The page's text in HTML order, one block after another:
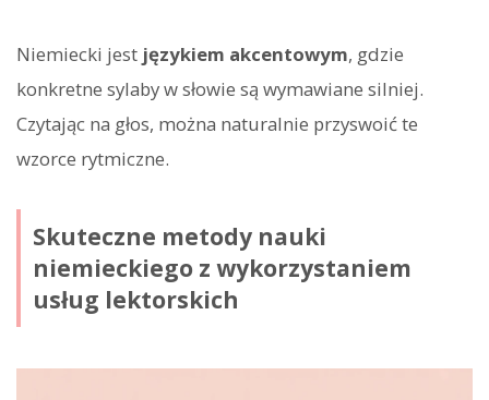
Niemiecki jest językiem akcentowym, gdzie
konkretne sylaby w słowie są wymawiane silniej.
Czytając na głos, można naturalnie przyswoić te
wzorce rytmiczne.
Skuteczne metody nauki
niemieckiego z wykorzystaniem
usług lektorskich